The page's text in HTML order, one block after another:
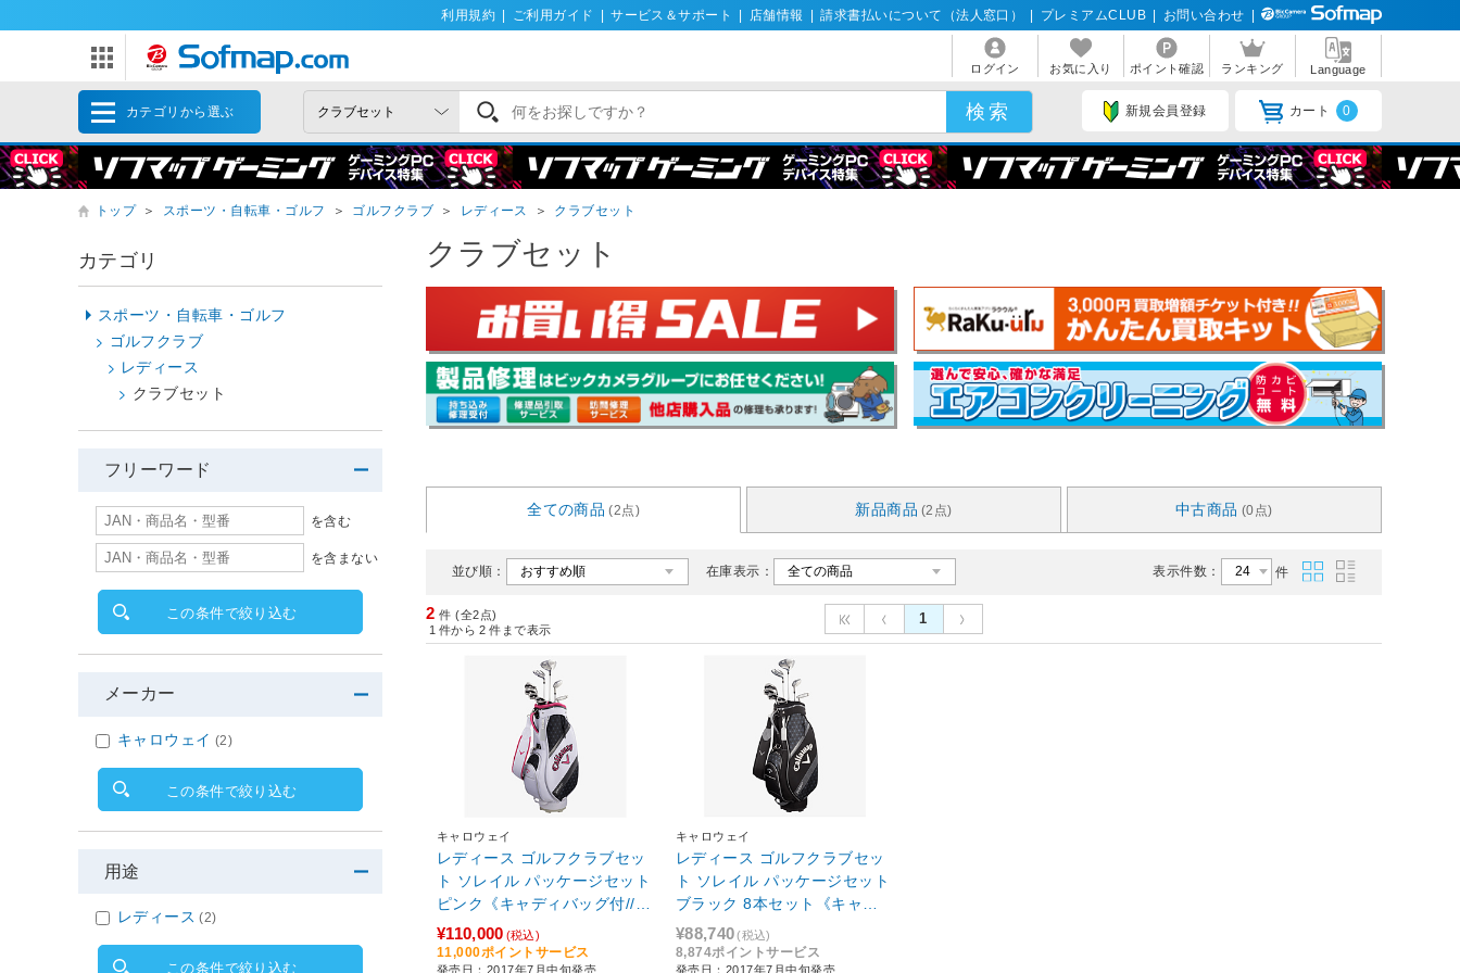
利用規約 ご利用ガイド サービス＆サポート 店舗情報 請求書払いについて（法人窓口） プレミアムCLUB お問い合わせ
ログイン お気に入り ポイント確認 ランキング Language
カテゴリから選ぶ 新規会員登録 カート 0
トップ ＞ スポーツ・自転車・ゴルフ ＞ ゴルフクラブ ＞ レディース ＞ クラブセット
クラブセット
全ての商品 (2点) 新品商品 (2点) 中古商品 (0点)
並び順： 在庫表示： 表示件数： 件
2 件 (全2点)
1 件から 2 件まで表示
1
キャロウェイ
レディース ゴルフクラブセッ
ト ソレイル パッケージセット
ピンク《キャディバッグ付//W
#1、W#5、6H、Ir#7、Ir#9、
PW、SW、PT》L
¥110,000 (税込)
11,000ポイントサービス
発売日：2017年7月中旬発売
キャロウェイ
レディース ゴルフクラブセッ
ト ソレイル パッケージセット
ブラック 8本セット《キャデ
ィバッグ付/W#1、W#5、6
H、Ir#7、Ir#9、PW、SW、P
¥88,740(税込)
8,874ポイントサービス
発売日：2017年7月中旬発売
カテゴリ
スポーツ・自転車・ゴルフ
ゴルフクラブ
レディース
クラブセット
フリーワード
を含む
を含まない
この条件で絞り込む
メーカー
キャロウェイ (2)
この条件で絞り込む
用途
レディース (2)
この条件で絞り込む